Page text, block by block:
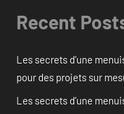
Recent
Les secrets d’une
pour des projets sur
Les secrets d’une